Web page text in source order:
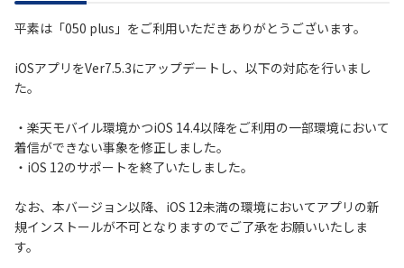
各種ダウンロード
履歴・お気に入り
平素は「050 plus」をご利用いただきありがとうございます。
iOSアプリをVer7.5.3にアップデートし、以下の対応を行いまし
た。
・楽天モバイル環境かつiOS 14.4以降をご利用の一部環境において
着信ができない事象を修正しました。
・iOS 12のサポートを終了いたしました。
なお、本バージョン以降、iOS 12未満の環境においてアプリの新
規インストールが不可となりますのでご了承をお願いいたしま
す。